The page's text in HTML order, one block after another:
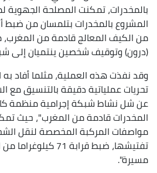
بالمخدرات، تمكنت المصلحة الجهوية
(درون) وتوقيف شخصين ينتميان إلى
وقد نفذت هذه العملية، مثلما أفاد به
تحريات عملياتية دقيقة بالتنسيق مع
عن شل نشاط شبكة إجرامية منظمة
المخدرات قادمة من المغرب"، حيث
مواصفات المركبة المخصصة لنقل
تفتيشها، ضبط قرابة 71
مسيرة".